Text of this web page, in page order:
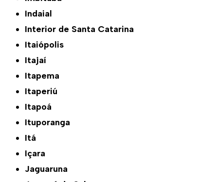
Indaial
Interior de Santa Catarina
Itaiópolis
Itajaí
Itapema
Itaperiú
Itapoá
Ituporanga
Itá
Içara
Jaguaruna